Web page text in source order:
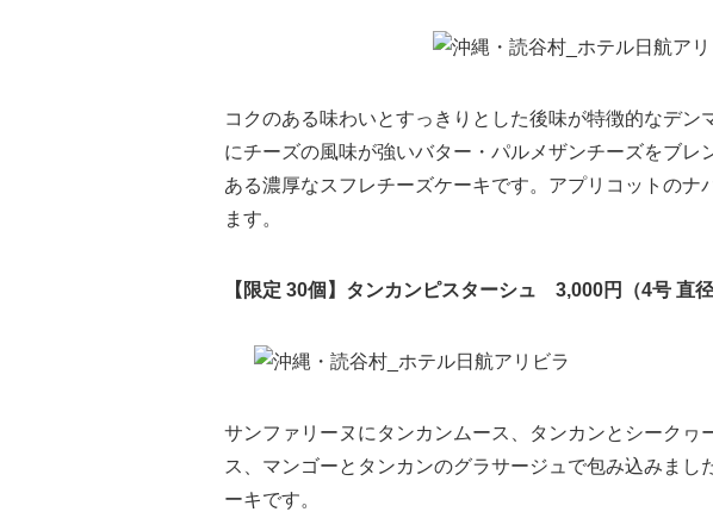
コクのある味わいとすっきりとした後味が特徴的なデン
にチーズの風味が強いバター・パルメザンチーズをブ
ある濃厚なスフレチーズケーキです。アプリコットのナ
ます。
【限定 30個】タンカンピスターシュ 3,000円（4号 直径
サンファリーヌにタンカンムース、タンカンとシークヮ
ス、マンゴーとタンカンのグラサージュで包み込みまし
ーキです。